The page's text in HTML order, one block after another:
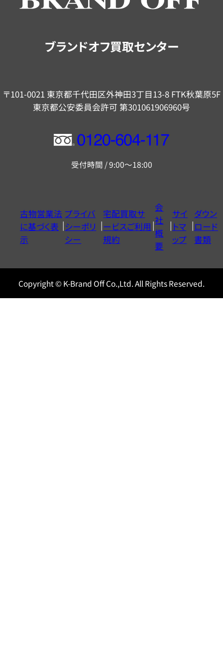
ブランドオフ買取センター
〒101-0021 東京都千代田区外神田3丁目13-8 FTK秋葉原5F
東京都公安委員会許可 第301061906960号
フ
ー
ヤ
ル
0120604117
受付時間 / 9:00～18:00
古物営業法
に基づく表
示
プライバ
シーポリ
シー
宅配買取サ
ービスご利用
規約
会
社
概
要
サイ
トマ
ップ
ダウン
ロード
書類
Copyright © K-Brand Off Co.,Ltd. All Rights Reserved.